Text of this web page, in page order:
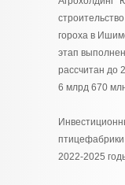
гороха в
этап
рассчитан до
6 млрд 670
2022-2025